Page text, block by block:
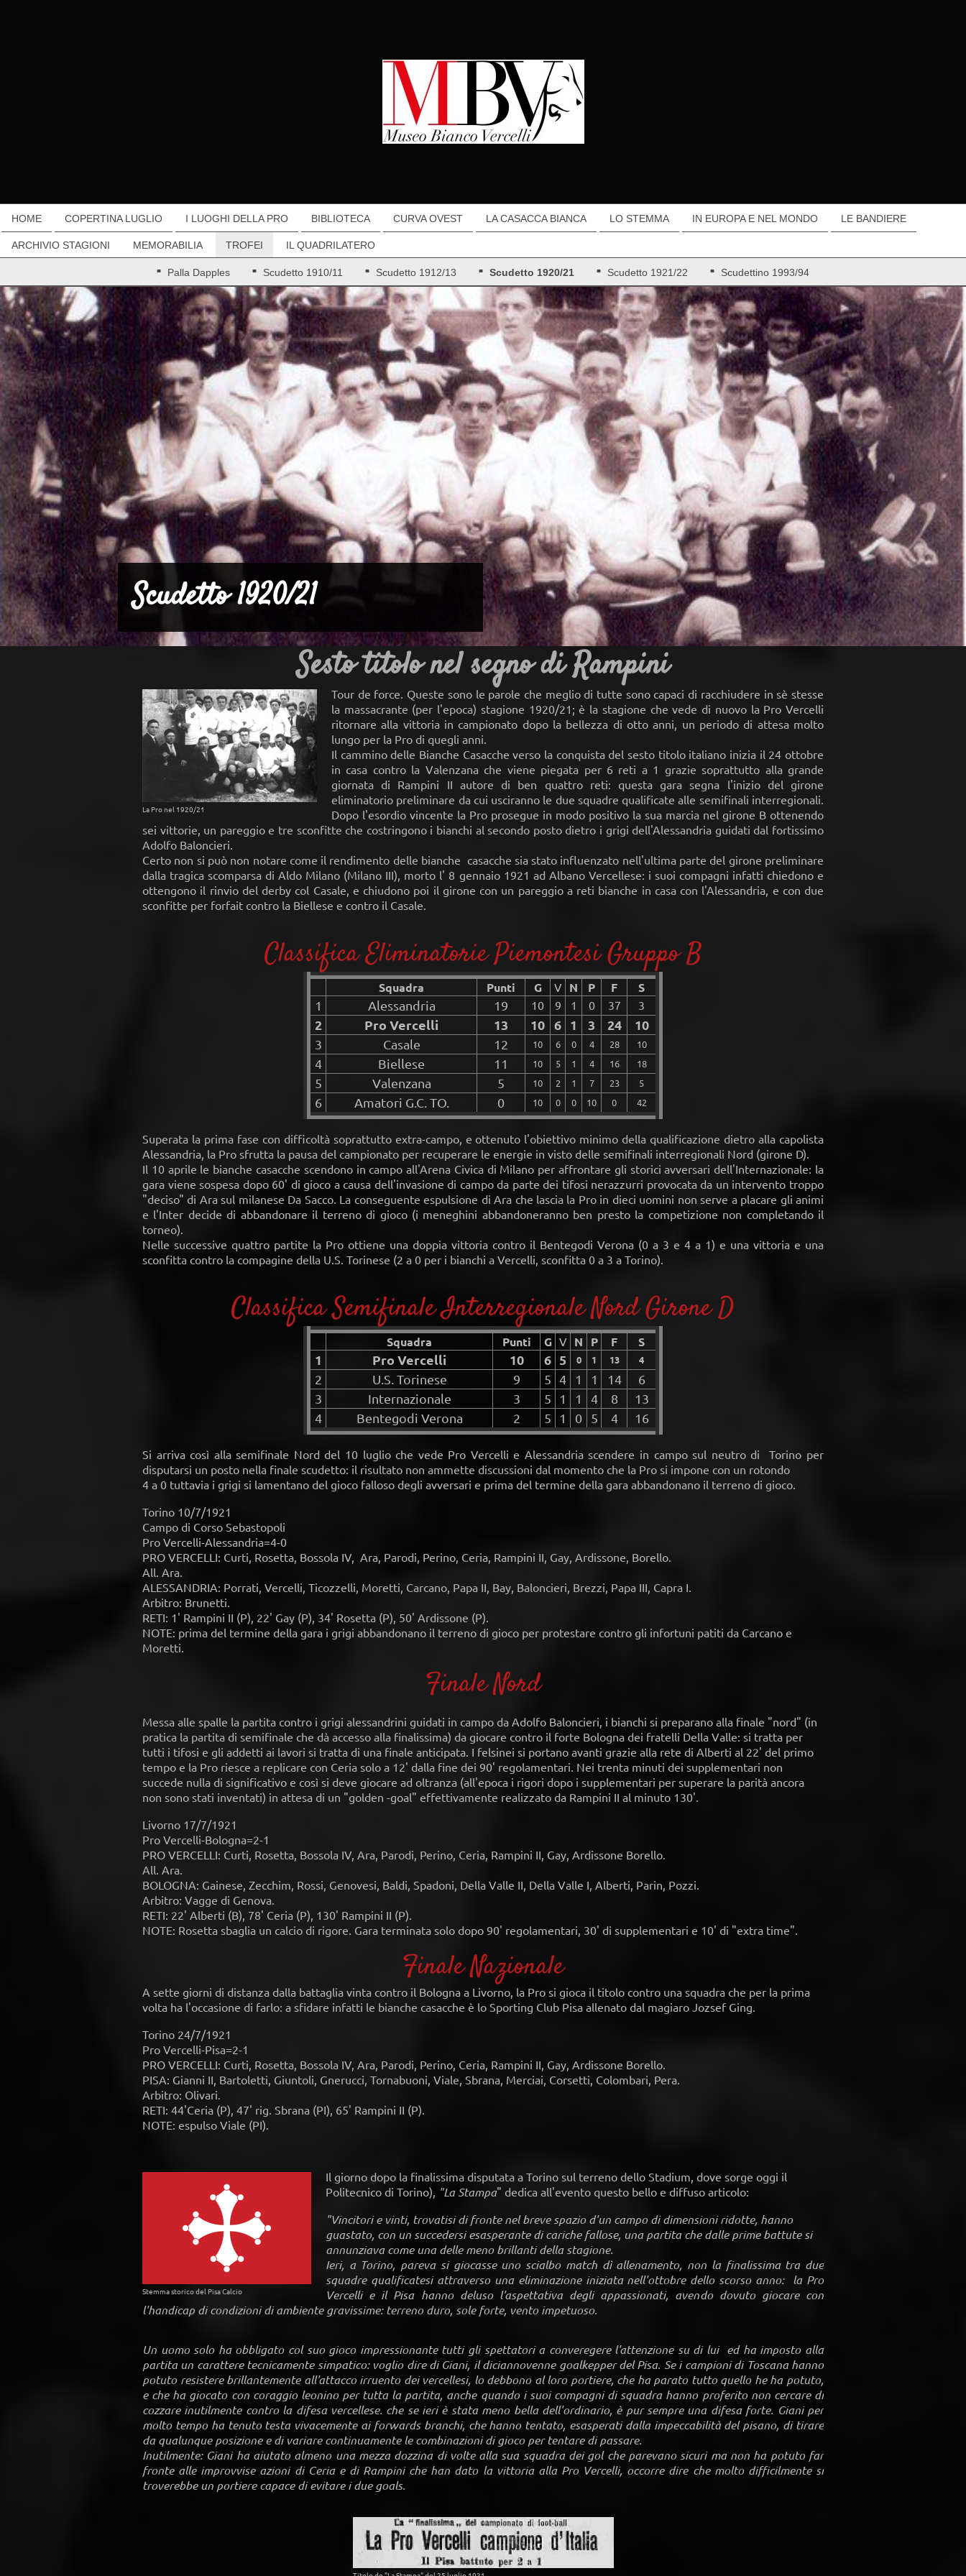
HOME COPERTINA LUGLIO I LUOGHI DELLA PRO BIBLIOTECA CURVA OVEST LA CASACCA BIANCA LO STEMMA IN EUROPA E NEL MONDO LE BANDIERE
ARCHIVIO STAGIONI MEMORABILIA TROFEI IL QUADRILATERO
Palla Dapples Scudetto 1910/11 Scudetto 1912/13 Scudetto 1920/21 Scudetto 1921/22 Scudettino 1993/94
Scudetto 1920/21
Sesto titolo nel segno di Rampini
La Pro nel 1920/21
Tour de force. Queste sono le parole che meglio di tutte sono capaci di racchiudere in sè stesse
la massacrante (per l'epoca) stagione 1920/21; è la stagione che vede di nuovo la Pro Vercelli
ritornare alla vittoria in campionato dopo la bellezza di otto anni, un periodo di attesa molto
lungo per la Pro di quegli anni.
Il cammino delle Bianche Casacche verso la conquista del sesto titolo italiano inizia il 24 ottobre
in casa contro la Valenzana che viene piegata per 6 reti a 1 grazie soprattutto alla grande
giornata di Rampini II autore di ben quattro reti: questa gara segna l'inizio del girone
eliminatorio preliminare da cui usciranno le due squadre qualificate alle semifinali interregionali.
Dopo l'esordio vincente la Pro prosegue in modo positivo la sua marcia nel girone B ottenendo
sei vittorie, un pareggio e tre sconfitte che costringono i bianchi al secondo posto dietro i grigi dell'Alessandria guidati dal fortissimo
Adolfo Baloncieri.
Certo non si può non notare come il rendimento delle bianche casacche sia stato influenzato nell'ultima parte del girone preliminare
dalla tragica scomparsa di Aldo Milano (Milano III), morto l' 8 gennaio 1921 ad Albano Vercellese: i suoi compagni infatti chiedono e
ottengono il rinvio del derby col Casale, e chiudono poi il girone con un pareggio a reti bianche in casa con l'Alessandria, e con due
sconfitte per forfait contro la Biellese e contro il Casale.
Classifica Eliminatorie Piemontesi Gruppo B
Squadra Punti G V N P F
S
1
Alessandria 19 10 9 1 0 37 3
2 Pro Vercelli 13 10 6 1 3 24 10
3 Casale 12 10 6 0 4 28 10
4 Biellese 11 10 5 1 4 16 18
5 Valenzana 5 10 2 1 7 23 5
6 Amatori G.C. TO. 0 10 0 0 10 0 42
Superata la prima fase con difficoltà soprattutto extra-campo, e ottenuto l'obiettivo minimo della qualificazione dietro alla capolista
Alessandria, la Pro sfrutta la pausa del campionato per recuperare le energie in visto delle semifinali interregionali Nord (girone D).
Il 10 aprile le bianche casacche scendono in campo all'Arena Civica di Milano per affrontare gli storici avversari dell'Internazionale: la
gara viene sospesa dopo 60' di gioco a causa dell'invasione di campo da parte dei tifosi nerazzurri provocata da un intervento troppo
"deciso" di Ara sul milanese Da Sacco. La conseguente espulsione di Ara che lascia la Pro in dieci uomini non serve a placare gli animi
e l'Inter decide di abbandonare il terreno di gioco (i meneghini abbandoneranno ben presto la competizione non completando il
torneo).
Nelle successive quattro partite la Pro ottiene una doppia vittoria contro il Bentegodi Verona (0 a 3 e 4 a 1) e una vittoria e una
sconfitta contro la compagine della U.S. Torinese (2 a 0 per i bianchi a Vercelli, sconfitta 0 a 3 a Torino).
Classifica Semifinale Interregionale Nord Girone D
Squadra Punti G V N P F S
1 Pro Vercelli 10 6 5 0 1 13 4
2 U.S. Torinese 9 5 4 1 1 14
6
3
Internazionale 3 5 1 1 4 8
13
4
Bentegodi Verona 2 5 1 0 5 4 16
Si arriva così alla semifinale Nord del 10 luglio che vede Pro Vercelli e Alessandria scendere in campo sul neutro di Torino per
disputarsi un posto nella finale scudetto: il risultato non ammette discussioni dal momento che la Pro si impone con un rotondo
4 a 0 tuttavia i grigi si lamentano del gioco falloso degli avversari e prima del termine della gara abbandonano il terreno di gioco.
Torino 10/7/1921
Campo di Corso Sebastopoli
Pro Vercelli-Alessandria=4-0
PRO VERCELLI: Curti, Rosetta, Bossola IV, Ara, Parodi, Perino, Ceria, Rampini II, Gay, Ardissone, Borello.
All. Ara.
ALESSANDRIA: Porrati, Vercelli, Ticozzelli, Moretti, Carcano, Papa II, Bay, Baloncieri, Brezzi, Papa III, Capra I.
Arbitro: Brunetti.
RETI: 1' Rampini II (P), 22' Gay (P), 34' Rosetta (P), 50' Ardissone (P).
NOTE: prima del termine della gara i grigi abbandonano il terreno di gioco per protestare contro gli infortuni patiti da Carcano e
Moretti.
Finale Nord
Messa alle spalle la partita contro i grigi alessandrini guidati in campo da Adolfo Baloncieri, i bianchi si preparano alla finale "nord" (in
pratica la partita di semifinale che dà accesso alla finalissima) da giocare contro il forte Bologna dei fratelli Della Valle: si tratta per
tutti i tifosi e gli addetti ai lavori si tratta di una finale anticipata. I felsinei si portano avanti grazie alla rete di Alberti al 22' del primo
tempo e la Pro riesce a replicare con Ceria solo a 12' dalla fine dei 90' regolamentari. Nei trenta minuti dei supplementari non
succede nulla di significativo e così si deve giocare ad oltranza (all'epoca i rigori dopo i supplementari per superare la parità ancora
non sono stati inventati) in attesa di un "golden -goal" effettivamente realizzato da Rampini II al minuto 130'.
Livorno 17/7/1921
Pro Vercelli-Bologna=2-1
PRO VERCELLI: Curti, Rosetta, Bossola IV, Ara, Parodi, Perino, Ceria, Rampini II, Gay, Ardissone Borello.
All. Ara.
BOLOGNA: Gainese, Zecchim, Rossi, Genovesi, Baldi, Spadoni, Della Valle II, Della Valle I, Alberti, Parin, Pozzi.
Arbitro: Vagge di Genova.
RETI: 22' Alberti (B), 78' Ceria (P), 130' Rampini II (P).
NOTE: Rosetta sbaglia un calcio di rigore. Gara terminata solo dopo 90' regolamentari, 30' di supplementari e 10' di "extra time".
Finale Nazionale
A sette giorni di distanza dalla battaglia vinta contro il Bologna a Livorno, la Pro si gioca il titolo contro una squadra che per la prima
volta ha l'occasione di farlo: a sfidare infatti le bianche casacche è lo Sporting Club Pisa allenato dal magiaro Jozsef Ging.
Torino 24/7/1921
Pro Vercelli-Pisa=2-1
PRO VERCELLI: Curti, Rosetta, Bossola IV, Ara, Parodi, Perino, Ceria, Rampini II, Gay, Ardissone Borello.
PISA: Gianni II, Bartoletti, Giuntoli, Gnerucci, Tornabuoni, Viale, Sbrana, Merciai, Corsetti, Colombari, Pera.
Arbitro: Olivari.
RETI: 44'Ceria (P), 47' rig. Sbrana (PI), 65' Rampini II (P).
NOTE: espulso Viale (PI).
Stemma storico del Pisa Calcio
Il giorno dopo la finalissima disputata a Torino sul terreno dello Stadium, dove sorge oggi il
Politecnico di Torino), "La Stampa" dedica all'evento questo bello e diffuso articolo:
"Vincitori e vinti, trovatisi di fronte nel breve spazio d'un campo di dimensioni ridotte, hanno
guastato, con un succedersi esasperante di cariche fallose, una partita che dalle prime battute si
annunziava come una delle meno brillanti della stagione.
Ieri, a Torino, pareva si giocasse uno scialbo match dì allenamento, non la finalissima tra due
squadre qualificatesi attraverso una eliminazione iniziata nell'ottobre dello scorso anno: la Pro
Vercelli e il Pisa hanno deluso l'aspettativa degli appassionati, avendo dovuto giocare con
l'handicap di condizioni di ambiente gravissime: terreno duro, sole forte, vento impetuoso.
Un uomo solo ha obbligato col suo gioco impressionante tutti gli spettatori a converegere l'attenzione su di lui ed ha imposto alla
partita un carattere tecnicamente simpatico: voglio dire di Giani, il diciannovenne goalkepper del Pisa. Se i campioni di Toscana hanno
potuto resistere brillantemente all'attacco irruento dei vercellesi, lo debbono al loro portiere, che ha parato tutto quello he ha potuto,
e che ha giocato con coraggio leonino per tutta la partita, anche quando i suoi compagni di squadra hanno proferito non cercare di
cozzare inutilmente contro la difesa vercellese. che se ieri è stata meno bella dell'ordinario, è pur sempre una difesa forte. Giani per
molto tempo ha tenuto testa vivacemente ai forwards branchi, che hanno tentato, esasperati dalla impeccabilità del pisano, di tirare
da qualunque posizione e di variare continuamente le combinazioni di gioco per tentare di passare.
Inutilmente: Giani ha aiutato almeno una mezza dozzina di volte alla sua squadra dei gol che parevano sicuri ma non ha potuto far
fronte alle improvvise azioni di Ceria e di Rampini che han dato la vittoria alla Pro Vercelli, occorre dire che molto difficilmente si
troverebbe un portiere capace di evitare i due goals.